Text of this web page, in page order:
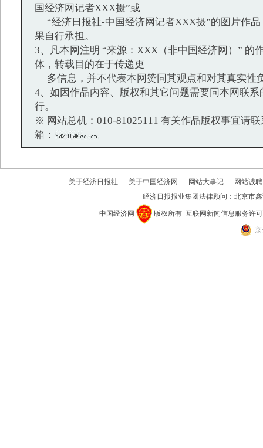
国经济网记者XXX摄”或
“经济日报社-中国经济网记者XXX摄”的图片作品
果自行承担。
3、凡本网注明 “来源：XXX（非中国经济网）” 的
体，转载目的在于传递更
多信息，并不代表本网赞同其观点和对其真实性
4、如因作品内容、版权和其它问题需要同本网联系
行。
※ 网站总机：010-81025111 有关作品版权事宜请联
箱：
关于经济日报社 － 关于中国经济网 － 网站大事记 － 网站诚聘
经济日报报业集团法律顾问： 北京市
中国经济网 版权所有 互联网新闻信息服务许可
京